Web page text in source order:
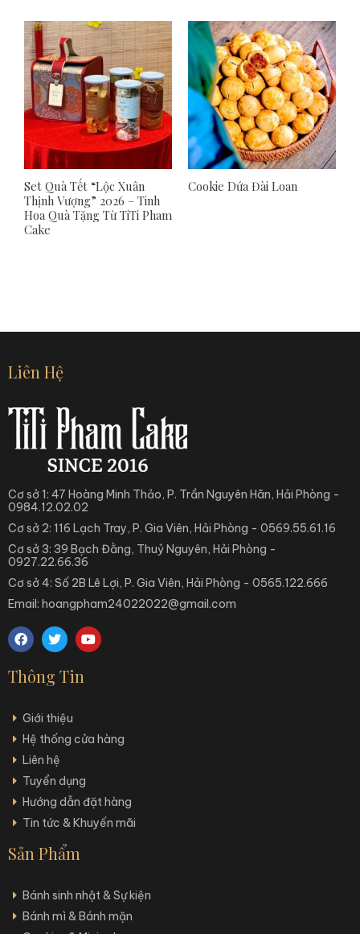
Set Quà Tết “Lộc Xuân
Thịnh Vượng” 2026 – Tinh
Hoa Quà Tặng Từ TiTi Pham
Cake
Cookie Dứa Đài Loan
Liên Hệ
Cơ sở 1: 47 Hoàng Minh Thảo, P. Trần Nguyên Hãn, Hải Phòng -
0984.12.02.02
Cơ sở 2: 116 Lạch Tray, P. Gia Viên, Hải Phòng - 0569.55.61.16
Cơ sở 3: 39 Bạch Đằng, Thuỷ Nguyên, Hải Phòng -
0927.22.66.36
Cơ sở 4: Số 2B Lê Lợi, P. Gia Viên, Hải Phòng - 0565.122.666
Email: hoangpham24022022@gmail.com
Thông Tin
Giới thiệu
Hệ thống cửa hàng
Liên hệ
Tuyển dụng
Hướng dẫn đặt hàng
Tin tức & Khuyến mãi
Sản Phẩm
Bánh sinh nhật & Sự kiện
Bánh mì & Bánh mặn